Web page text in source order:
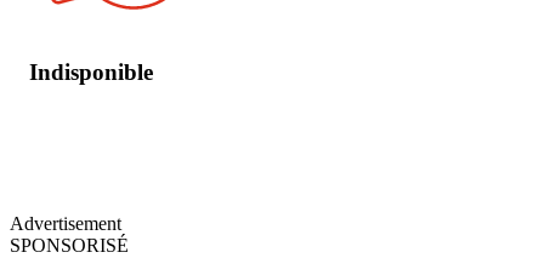
Indisponible
Advertisement
SPONSORISÉ